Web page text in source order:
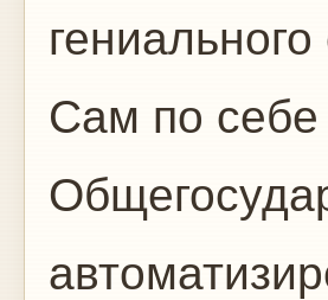
Сам по себе